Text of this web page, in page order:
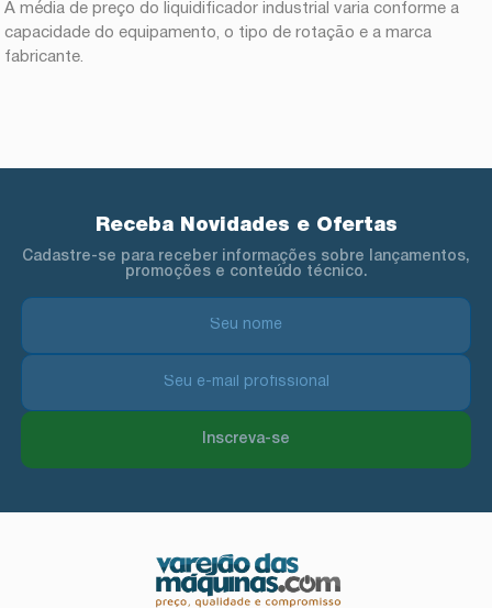
A média de preço do liquidificador industrial varia conforme a
capacidade do equipamento, o tipo de rotação e a marca
fabricante.
Receba Novidades e Ofertas
Cadastre-se para receber informações sobre lançamentos,
promoções e conteúdo técnico.
Inscreva-se